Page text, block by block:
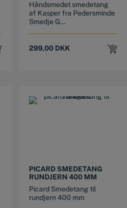
Håndsmedet smedetang
af Kasper fra Pedersminde
Smedje G...
299,00 DKK
PICARD SMEDETANG
RUNDJERN 400 MM
Picard Smedetang til
rundjern 400 mm